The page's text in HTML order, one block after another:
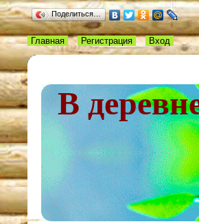
Поделиться…
В
Главная Регистрация Вход